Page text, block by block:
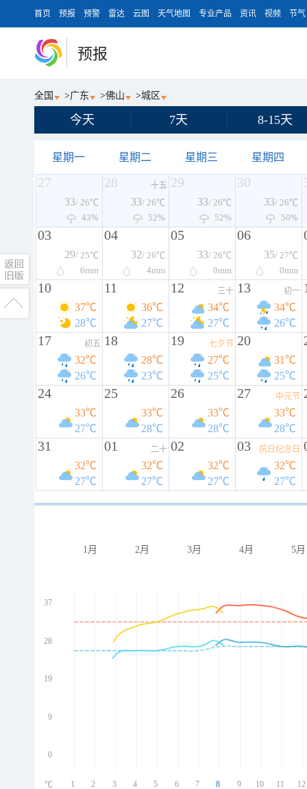
首页 预报 预警 雷达 云图 天气地图 专业产品 资讯 视频 节气
预报
全国 >广东 >佛山 >城区
今天 7天 8-15天
星期一 星期二 星期三 星期四
27
33/ 26℃
43%
28 十五
33/ 26℃
52%
29
33/ 26℃
52%
30
33/ 26℃
50%
03
29/ 25℃
6mm
04
32/ 26℃
4mm
05
33/ 26℃
0mm
06
35/ 27℃
0mm
10
37℃
28℃
11
36℃
27℃
12 三十
34℃
27℃
13 初一
34℃
26℃
17 初五
32℃
26℃
18
28℃
23℃
19 七夕节
27℃
25℃
20
31℃
25℃
24
33℃
27℃
25
33℃
28℃
26
33℃
28℃
27 中元节
33℃
28℃
31
32℃
27℃
01 二十
32℃
27℃
02
32℃
27℃
03 抗日纪念日
32℃
27℃
1月 2月 3月 4月 5月
37
28
19
9
0
1 2 3 4 5 6 7 8 9 10 11 12
℃